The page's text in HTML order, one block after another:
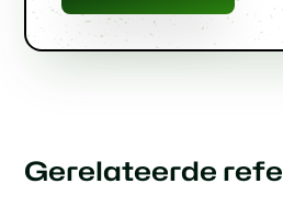
Gerelateerde